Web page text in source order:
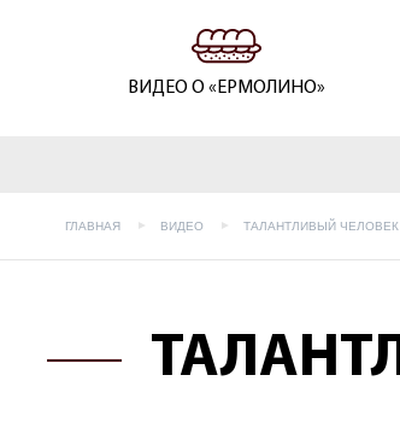
ВИДЕО О «ЕРМОЛИНО»
ГЛАВНАЯ ВИДЕО ТАЛАНТЛИВЫЙ